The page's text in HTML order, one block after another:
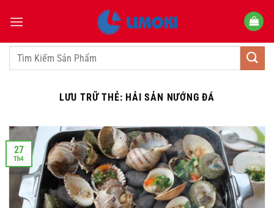
qua
dungTìm
LƯU TRỮ THẺ: HẢI SẢN NƯỚNG ĐÁ
27
Th4